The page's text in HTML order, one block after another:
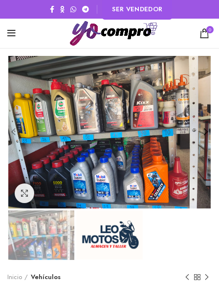
SER VENDEDOR
0
Click to enlarge
Inicio Vehículos